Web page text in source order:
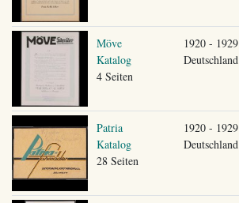
Möve
Katalog
4 Seiten
1920 - 1929
Deutschland
Patria
Katalog
28 Seiten
1920 - 1929
Deutschland